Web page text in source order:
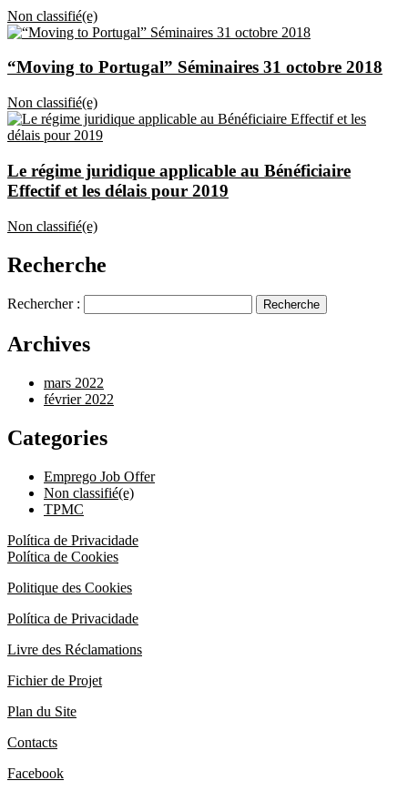
Non classifié(e)
“Moving to Portugal” Séminaires 31 octobre 2018
Non classifié(e)
Le régime juridique applicable au Bénéficiaire
Effectif et les délais pour 2019
Non classifié(e)
Recherche
Rechercher :
Archives
mars 2022
février 2022
Categories
Emprego Job Offer
Non classifié(e)
TPMC
Política de Privacidade
Política de Cookies
Politique des Cookies
Política de Privacidade
Livre des Réclamations
Fichier de Projet
Plan du Site
Contacts
Facebook